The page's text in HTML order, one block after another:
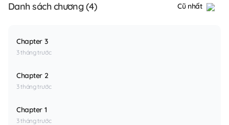
Danh sách chương (4) Cũ nhất
Chapter 3
3 tháng trước
Chapter 2
3 tháng trước
Chapter 1
3 tháng trước